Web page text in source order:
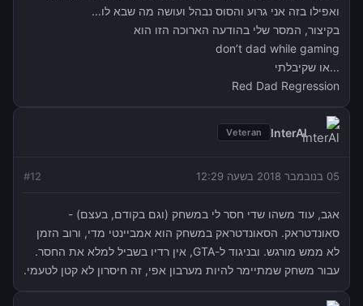
ואפילו בזה אני גרוע והסוס נבהל ועושה מה שבא לו...
בקיצור, המסר שלי בהודעה הארוכה הזו הוא
don’t dad while gaming
...או שקיבלתי
Red Dad Regression
InterAl
Veteran
05 בנובמבר 2018 בשעה 12:29 #12
אגב, עוד משהו שדי חסר לי במשחק (וגם בקודם, בעצם) -
סאונדטראק. הסאונדטראק במשחק הוא אמביינטי מדי, ורוב הזמן
לא ממש מורגש. ובניגוד ל-GTA, אין רדיו בשביל למלא את החסר.
עבור משחק שמתיימר להיות מערבון אפי, זה חיסרון לא קטן לטעמי.